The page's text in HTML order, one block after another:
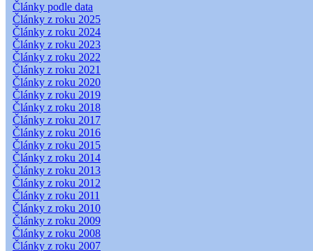
Články podle data
Články z roku 2025
Články z roku 2024
Články z roku 2023
Články z roku 2022
Články z roku 2021
Články z roku 2020
Články z roku 2019
Články z roku 2018
Články z roku 2017
Články z roku 2016
Články z roku 2015
Články z roku 2014
Články z roku 2013
Články z roku 2012
Články z roku 2011
Články z roku 2010
Články z roku 2009
Články z roku 2008
Články z roku 2007